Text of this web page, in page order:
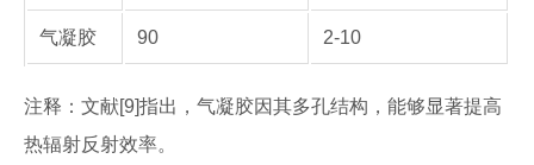
气凝胶 90 2-10
注释：文献[9]指出，气凝胶因其多孔结构，能够显著提高
热辐射反射效率。